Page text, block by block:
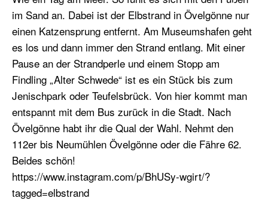
im Sand an. Dabei ist der Elbstrand in Övelgönne nur
einen Katzensprung entfernt. Am Museumshafen geht
es los und dann immer den Strand entlang. Mit einer
Pause an der Strandperle und einem Stopp am
Findling „Alter Schwede“ ist es ein Stück bis zum
Jenischpark oder Teufelsbrück. Von hier kommt man
entspannt mit dem Bus zurück in die Stadt. Nach
Övelgönne habt ihr die Qual der Wahl. Nehmt den
112er bis Neumühlen Övelgönne oder die Fähre 62.
Beides schön!
https://www.instagram.com/p/BhUSy-wgirt/?
tagged=elbstrand